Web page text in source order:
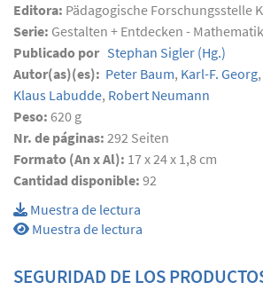
Editora: Pädagogische Forschungsstelle
Serie: Gestalten + Entdecken - Mathematik
Publicado por Stephan Sigler (Hg.)
Autor(as)(es): Peter Baum, Karl-F. Georg,
Klaus Labudde, Robert Neumann
Peso: 620 g
Nr. de páginas: 292 Seiten
Formato (An x Al): 17 x 24 x 1,8 cm
Cantidad disponible: 92
Muestra de lectura
Muestra de lectura
SEGURIDAD DE LOS